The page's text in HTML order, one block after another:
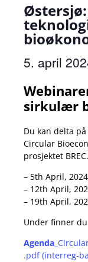
5. april
sirkulær
Du kan delta
Circular
prosjektet BREC.
– 5th April,
– 12th April,
– 19th April,
Under finner
Agenda_
.pdf (interreg-